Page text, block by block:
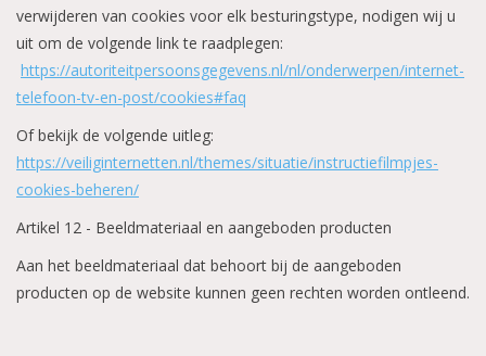
verwijderen van cookies voor elk besturingstype, nodigen wij u
uit om de volgende link te raadplegen:
https://autoriteitpersoonsgegevens.nl/nl/onderwerpen/internet-
telefoon-tv-en-post/cookies#faq
Of bekijk de volgende uitleg:
https://veiliginternetten.nl/themes/situatie/instructiefilmpjes-
cookies-beheren/
Artikel 12 - Beeldmateriaal en aangeboden producten
Aan het beeldmateriaal dat behoort bij de aangeboden
producten op de website kunnen geen rechten worden ontleend.